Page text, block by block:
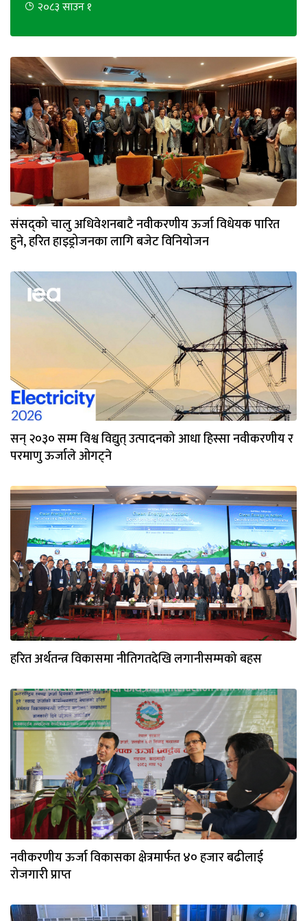
छापा
खोज
प्रोफाइल
ऊर्जा
विशेष
२०८३ साउन १
संसद्को चालु अधिवेशनबाटै नवीकरणीय ऊर्जा विधेयक पारित
हुने, हरित हाइड्रोजनका लागि बजेट विनियोजन
सन् २०३० सम्म विश्व विद्युत् उत्पादनको आधा हिस्सा नवीकरणीय र
परमाणु ऊर्जाले ओगट्ने
हरित अर्थतन्त्र विकासमा नीतिगतदेखि लगानीसम्मको बहस
नवीकरणीय ऊर्जा विकासका क्षेत्रमार्फत ४० हजार बढीलाई
रोजगारी प्राप्त